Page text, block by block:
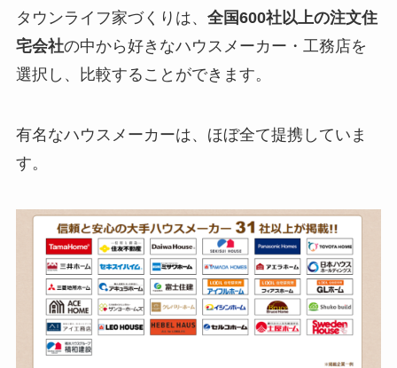
タウンライフ家づくりは、 全国600社以上の注文住
宅会社の中から好きなハウスメーカー・工務店を
選択し、比較することができます。
有名なハウスメーカーは、ほぼ全て提携していま
す。